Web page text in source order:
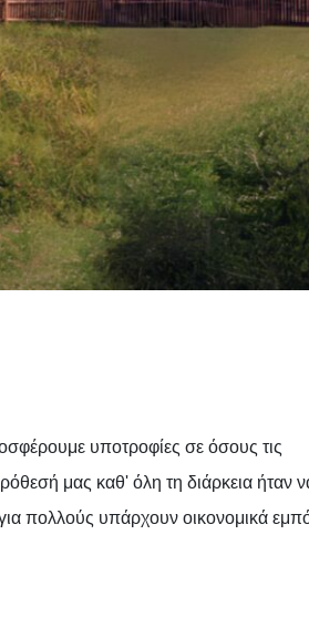
υποτροφίες σε όσους τις
μας καθ' όλη τη διάρκεια ήταν
πολλούς υπάρχουν οικονομικά